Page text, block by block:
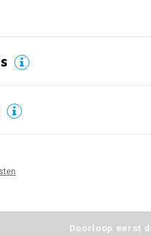
Doorloop eerst